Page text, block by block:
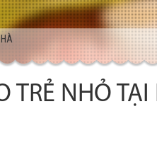
TRẺ NHỎ